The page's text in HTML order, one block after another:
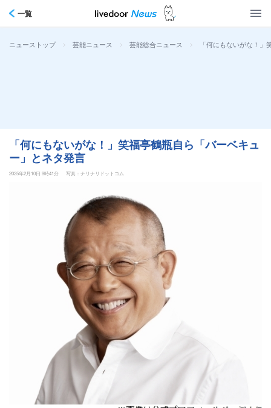
一覧
ニューストップ > 芸能ニュース > 芸能総合ニュース > 「何にもないがな！
「何にもないがな！」笑福亭鶴瓶自ら「バーベキュ
ー」とネタ発言
2025年2月10日 9時41分 写真：ナリナリドットコム